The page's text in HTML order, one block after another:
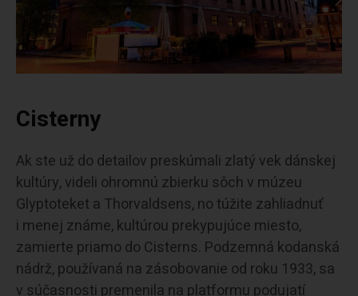
Cisterny
Ak ste už do detailov preskúmali zlatý vek dánskej
kultúry, videli ohromnú zbierku sôch v múzeu
Glyptoteket a Thorvaldsens, no túžite zahliadnuť
i menej známe, kultúrou prekypujúce miesto,
zamierte priamo do Cisterns. Podzemná kodanská
nádrž, používaná na zásobovanie od roku 1933, sa
v súčasnosti premenila na platformu podujatí